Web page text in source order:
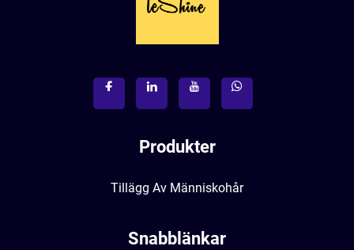
Produkter
Tillägg Av Människohår
Snabblänkar